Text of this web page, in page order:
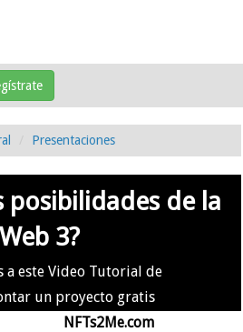
Presentaciones
posibilidades de la
Web 3?
a este Video Tutorial de
un proyecto gratis
NFTs2Me.com